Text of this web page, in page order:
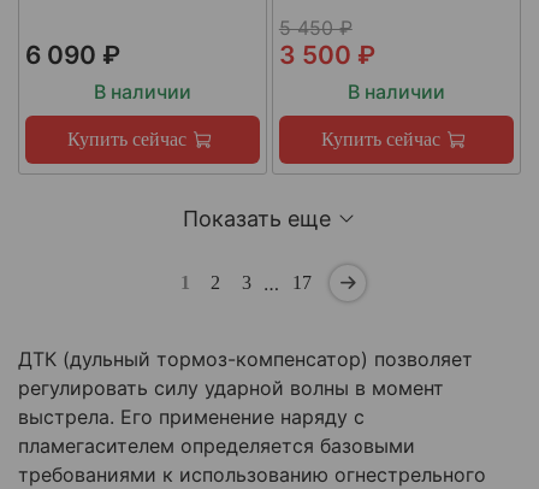
6 090 ₽
В наличии
Купить сейчас
5 450 ₽
3 500 ₽
В наличии
Купить сейчас
Показать еще
1 2 3 … 17
ДТК (дульный тормоз-компенсатор) позволяет
регулировать силу ударной волны в момент
выстрела. Его применение наряду с
пламегасителем определяется базовыми
требованиями к использованию огнестрельного